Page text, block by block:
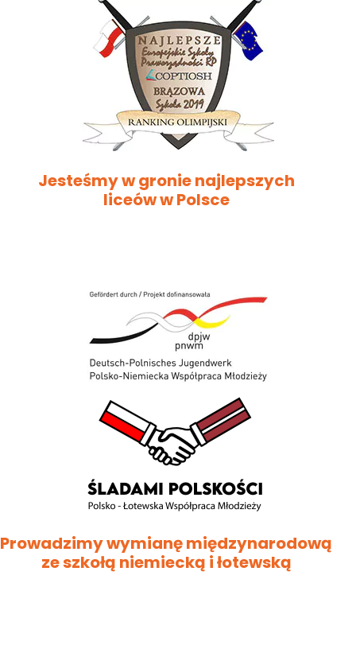
Jesteśmy w gronie najlepszych
liceów w Polsce
Prowadzimy wymianę międzynarodową
ze szkołą niemiecką i łotewską